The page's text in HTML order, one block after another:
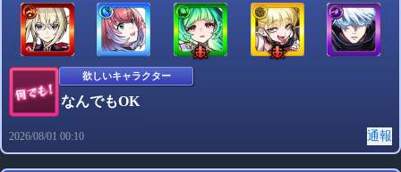
欲しいキャラクター
なんでもOK
2026/08/01 00:10 通報